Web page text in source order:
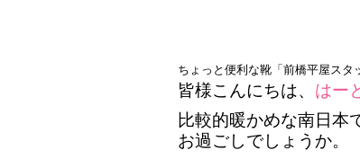
ちょっと便利な靴「前橋平屋スタ
皆様こんにちは、 はー
比較的暖かめな南日本
お過ごしでしょうか。